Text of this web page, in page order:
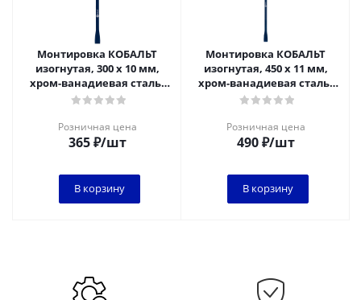
Монтировка КОБАЛЬТ
изогнутая, 300 х 10 мм,
хром-ванадиевая сталь,
пластиковая рукоятка,
Розничная цена
365₽/шт
В корзину
Монтировка КОБАЛЬТ
изогнутая, 450 х 11 мм,
хром-ванадиевая сталь,
пластиковая рукоятка,
Розничная цена
490₽/шт
В корзину